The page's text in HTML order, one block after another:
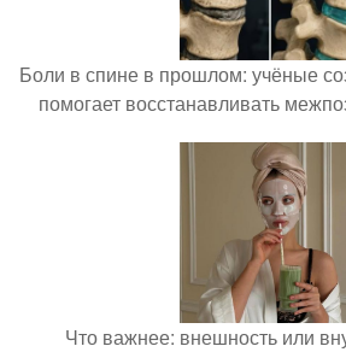
Боли в спине в прошлом: учёные
помогает восстанавливать
Что важнее: внешность или